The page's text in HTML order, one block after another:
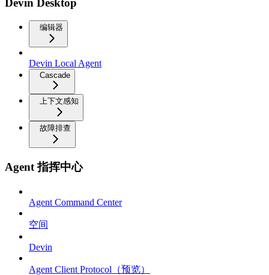
编辑器
Devin Local Agent
Cascade
上下文感知
故障排查
Agent 指挥中心
Agent Command Center
空间
Devin
Agent Client Protocol（预览）